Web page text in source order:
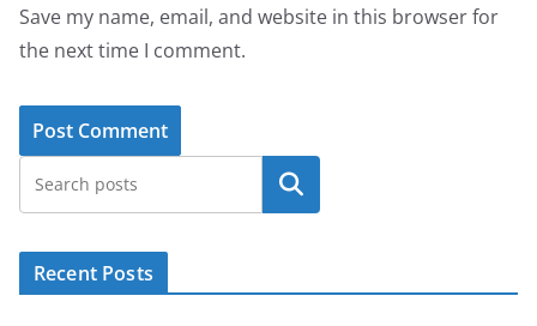
Save my name, email, and website in this browser for
the next time I comment.
Search
Recent Posts